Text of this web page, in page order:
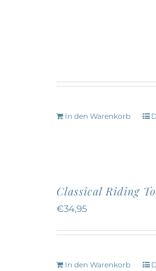
In den Warenkorb
Classical Riding
€34,95
In den Warenkorb